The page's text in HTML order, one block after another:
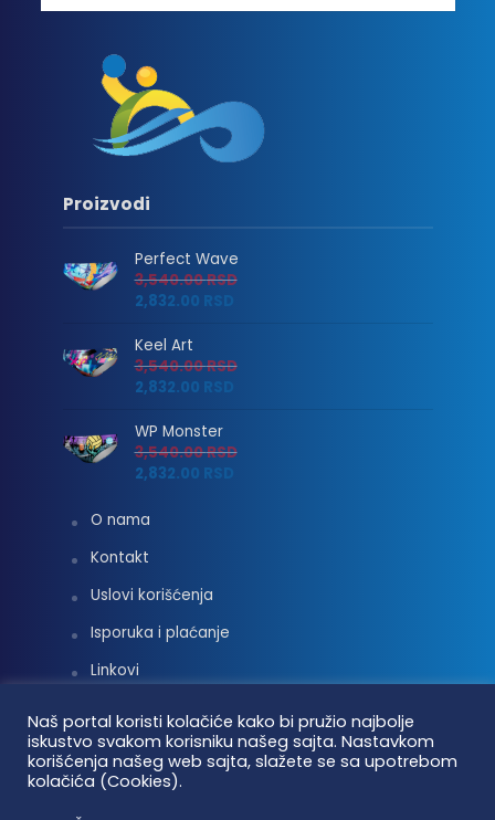
Proizvodi
Perfect Wave
3,540.00RSD
2,832.00 RSD
Keel Art
3,540.00RSD
2,832.00 RSD
WP Monster
3,540.00RSD
2,832.00 RSD
O nama
Kontakt
Uslovi korišćenja
Isporuka i plaćanje
Linkovi
Vaterpolo vesti © 2026. Sva prava zadržana.
Naš portal koristi kolačiće kako bi pružio najbolje
iskustvo svakom korisniku našeg sajta. Nastavkom
korišćenja našeg web sajta, slažete se sa upotrebom
kolačića (Cookies).